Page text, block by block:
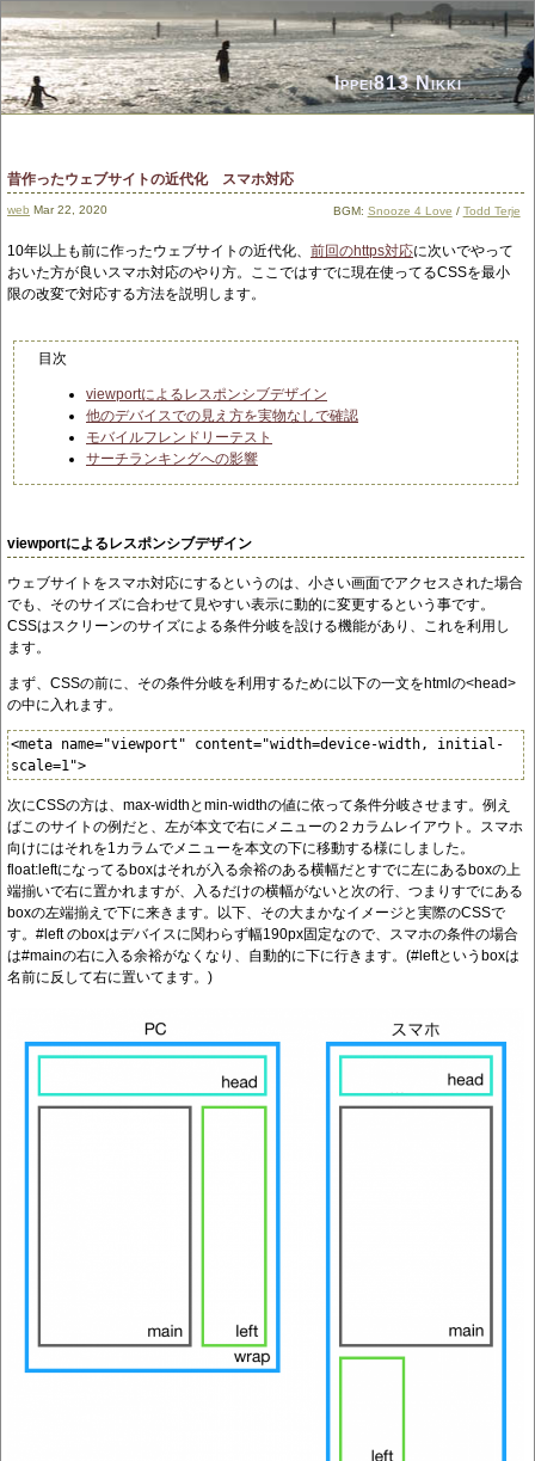
Ippei813 Nikki
昔作ったウェブサイトの近代化 スマホ対応
web Mar 22, 2020 BGM: Snooze 4 Love / Todd Terje
10年以上も前に作ったウェブサイトの近代化、 前回のhttps対応に次いでやって
おいた方が良いスマホ対応のやり方。ここではすでに現在使ってるCSSを最小
限の改変で対応する方法を説明します。
目次
viewportによるレスポンシブデザイン
他のデバイスでの見え方を実物なしで確認
モバイルフレンドリーテスト
サーチランキングへの影響
viewportによるレスポンシブデザイン
ウェブサイトをスマホ対応にするというのは、小さい画面でアクセスされた場合
でも、そのサイズに合わせて見やすい表示に動的に変更するという事です。
CSSはスクリーンのサイズによる条件分岐を設ける機能があり、これを利用し
ます。
まず、CSSの前に、その条件分岐を利用するために以下の一文をhtmlの<head>
の中に入れます。
<meta name="viewport" content="width=device-width, initial-
次にCSSの方は、max-widthとmin-widthの値に依って条件分岐させます。例え
ばこのサイトの例だと、左が本文で右にメニューの２カラムレイアウト。スマホ
向けにはそれを1カラムでメニューを本文の下に移動する様にしました。
float:leftになってるboxはそれが入る余裕のある横幅だとすでに左にあるboxの上
端揃いで右に置かれますが、入るだけの横幅がないと次の行、つまりすでにある
boxの左端揃えで下に来きます。以下、その大まかなイメージと実際のCSSで
す。#left のboxはデバイスに関わらず幅190px固定なので、スマホの条件の場合
は#mainの右に入る余裕がなくなり、自動的に下に行きます。(#leftというboxは
名前に反して右に置いてます。)